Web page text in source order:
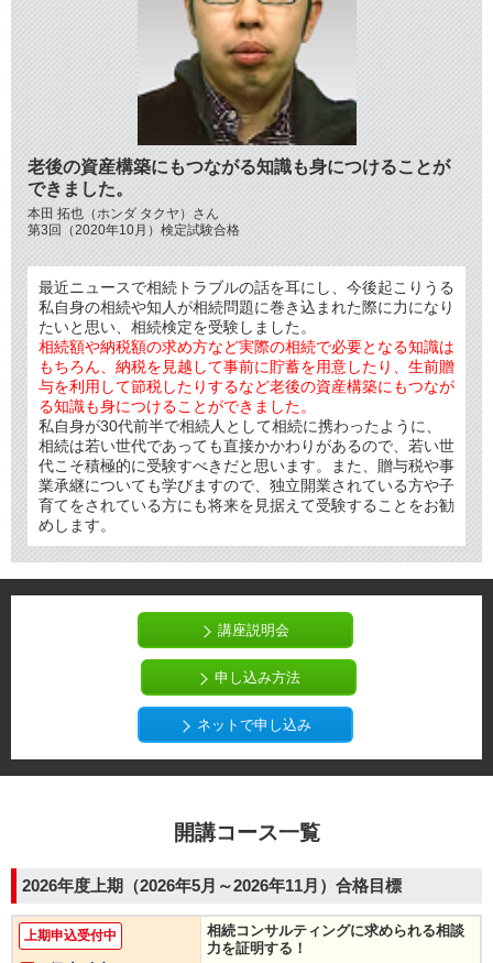
老後の資産構築にもつながる知識も身につけることが
できました。
本田 拓也（ホンダ タクヤ）さん
第3回（2020年10月）検定試験合格
最近ニュースで相続トラブルの話を耳にし、今後起こりうる
私自身の相続や知人が相続問題に巻き込まれた際に力になり
たいと思い、相続検定を受験しました。
相続額や納税額の求め方など実際の相続で必要となる知識は
もちろん、納税を見越して事前に貯蓄を用意したり、生前贈
与を利用して節税したりするなど老後の資産構築にもつなが
る知識も身につけることができました。
私自身が30代前半で相続人として相続に携わったように、
相続は若い世代であっても直接かかわりがあるので、若い世
代こそ積極的に受験すべきだと思います。また、贈与税や事
業承継についても学びますので、独立開業されている方や子
育てをされている方にも将来を見据えて受験することをお勧
めします。
講座説明会
申し込み方法
ネットで申し込み
開講コース一覧
2026年度上期（2026年5月～2026年11月）合格目標
上期申込受付中
相続コンサルティングに求められる相談
力を証明する！